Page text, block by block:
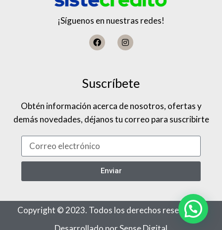
¡Síguenos en nuestras redes!
Suscríbete
Obtén información acerca de nosotros, ofertas y
demás novedades, déjanos tu correo para suscribirte
Enviar
Copyright © 2023. Todos los derechos reservados